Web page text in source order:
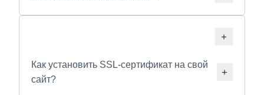
Как установить SSL-сертификат на свой
сайт?